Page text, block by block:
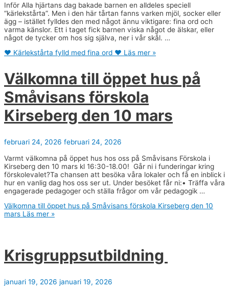
Inför Alla hjärtans dag bakade barnen en alldeles speciell
“kärlekstårta”. Men i den här tårtan fanns varken mjöl, socker eller
ägg – istället fylldes den med något ännu viktigare: fina ord och
varma känslor. Ett i taget fick barnen viska något de älskar, eller
något de tycker om hos sig själva, ner i vår skål. …
❤️ Kärlekstårta fylld med fina ord ❤️ Läs mer »
Välkomna till öppet hus på
Småvisans förskola
Kirseberg den 10 mars
februari 24, 2026 februari 24, 2026
Varmt välkomna på öppet hus hos oss på Småvisans Förskola i
Kirseberg den 10 mars kl 16:30-18.00! Går ni i funderingar kring
förskolevalet?Ta chansen att besöka våra lokaler och få en inblick i
hur en vanlig dag hos oss ser ut. Under besöket får ni:• Träffa våra
engagerade pedagoger och ställa frågor om vår pedagogik …
Välkomna till öppet hus på Småvisans förskola Kirseberg den 10
mars Läs mer »
Krisgruppsutbildning
januari 19, 2026 januari 19, 2026